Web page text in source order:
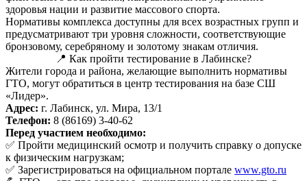
здоровья нации и развитие массового спорта.
Нормативы комплекса доступны для всех возрастных групп и
предусматривают три уровня сложности, соответствующие
бронзовому, серебряному и золотому знакам отличия.
📍 Как пройти тестирование в Лабинске?
Жители города и района, желающие выполнить нормативы
ГТО, могут обратиться в центр тестирования на базе СШ
«Лидер».
Адрес: г. Лабинск, ул. Мира, 13/1
Телефон: 8 (86169) 3-40-62
Перед участием необходимо:
✅ Пройти медицинский осмотр и получить справку о допуске
к физическим нагрузкам;
✅ Зарегистрироваться на официальном портале www.gto.ru